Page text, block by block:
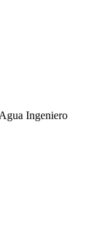
Ingeniero